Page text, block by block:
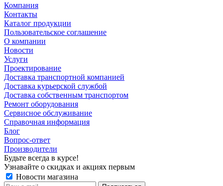
Компания
Контакты
Каталог продукции
Пользовательское соглашение
О компании
Новости
Услуги
Проектирование
Доставка транспортной компанией
Доставка курьерской службой
Доставка собственным транспортом
Ремонт оборудования
Сервисное обслуживание
Справочная информация
Блог
Вопрос-ответ
Производители
Будьте всегда в курсе!
Узнавайте о скидках и акциях первым
Новости магазина